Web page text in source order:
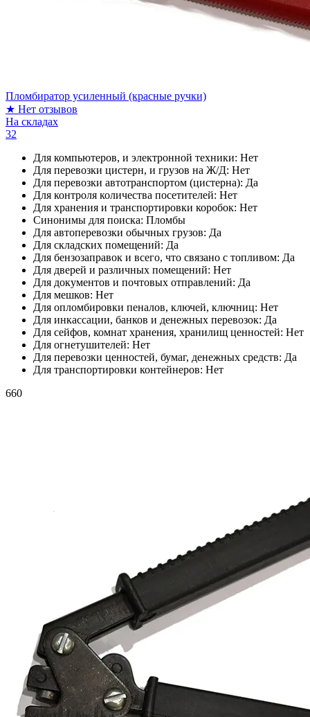
Пломбиратор усиленный (красные ручки)
★ Нет отзывов
На складах
32
Для компьютеров, и электронной техники: Нет
Для перевозки цистерн, и грузов на Ж/Д: Нет
Для перевозки автотранспортом (цистерна): Да
Для контроля количества посетителей: Нет
Для хранения и транспортировки коробок: Нет
Синонимы для поиска: Пломбы
Для автоперевозки обычных грузов: Да
Для складских помещений: Да
Для бензозаправок и всего, что связано с топливом: Да
Для дверей и различных помещений: Нет
Для документов и почтовых отправлений: Да
Для мешков: Нет
Для опломбировки пеналов, ключей, ключниц: Нет
Для инкассации, банков и денежных перевозок: Да
Для сейфов, комнат хранения, хранилищ ценностей: Нет
Для огнетушителей: Нет
Для перевозки ценностей, бумаг, денежных средств: Да
Для транспортировки контейнеров: Нет
660